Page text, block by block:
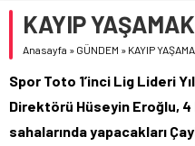
KAYIP
Anasayfa » GÜNDEM » KAYIP
Spor Toto 1’inci Lig Lideri
Direktörü Hüseyin Eroğlu,
sahalarında yapacakları